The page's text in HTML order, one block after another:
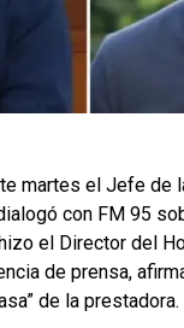
martes el Jefe de
con FM 95
el Director del
de prensa,
de la prestadora.